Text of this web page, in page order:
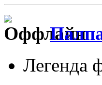
Легенда